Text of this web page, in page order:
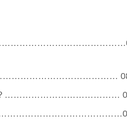
的事？…………………………………